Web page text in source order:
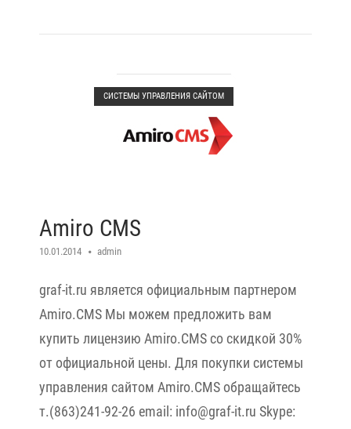
СИСТЕМЫ УПРАВЛЕНИЯ САЙТОМ
Amiro CMS
10.01.2014 admin
graf-it.ru является официальным партнером
Amiro.CMS Мы можем предложить вам
купить лицензию Amiro.CMS со скидкой 30%
от официальной цены. Для покупки системы
управления сайтом Amiro.CMS обращайтесь
т.(863)241-92-26 email: info@graf-it.ru Skype: